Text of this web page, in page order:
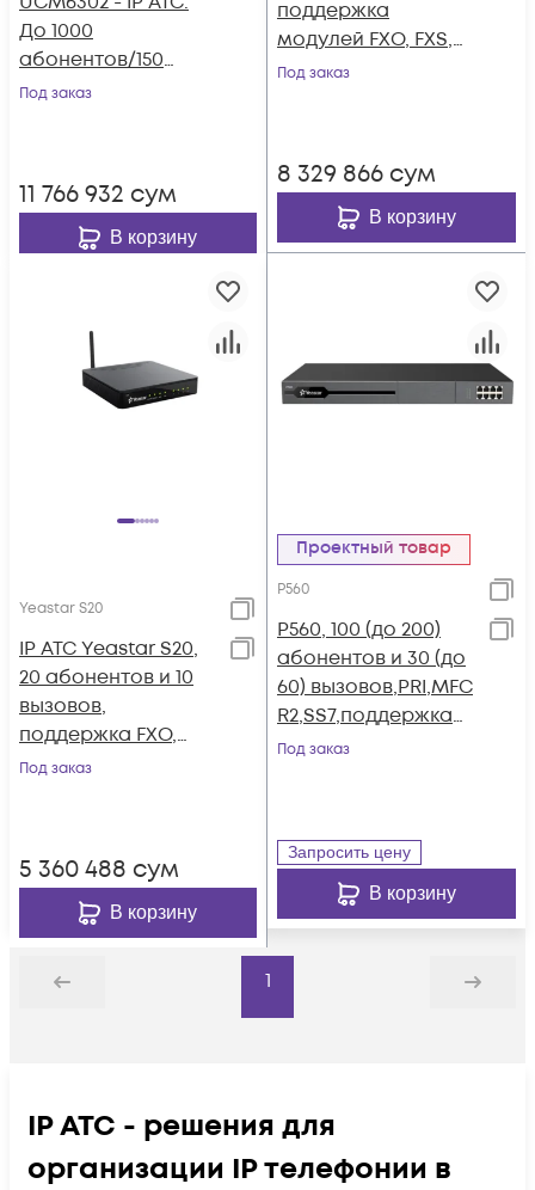
До 1000
абонентов/150
одновременных
1xLAN
Под заказ
11 766 932 сум
В корзину
поддержка
модулей FXO, FXS,
GSM, BRI, LTE
Под заказ
8 329 866 сум
В корзину
Yeastar S20
IP АТС Yeastar S20,
20 абонентов и 10
вызовов,
поддержка FXO,
FXS, GSM, BRI
Под заказ
5 360 488 сум
В корзину
Проектный товар
P560
P560, 100 (до 200)
абонентов и 30 (до
60) вызовов,PRI,MFC
R2,SS7,поддержка
FXO,FXS,GSM,BRI
Под заказ
Запросить цену
В корзину
Назад
1
Дальше
IP АТС - решения для
организации IP телефонии в